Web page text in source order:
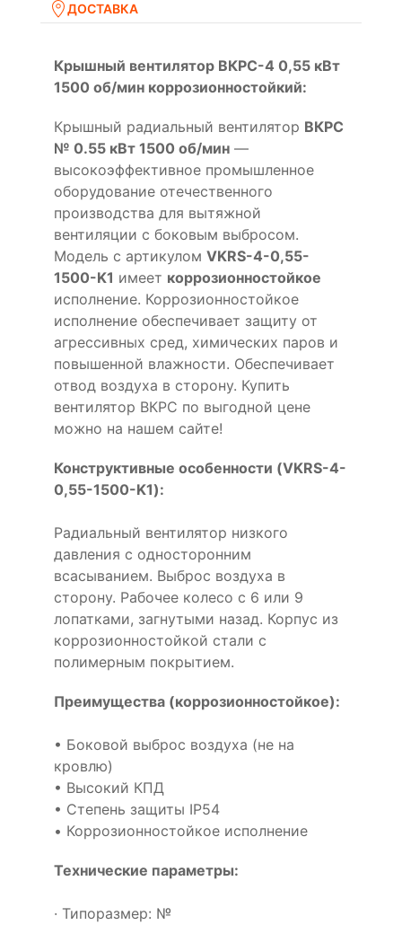
ДОСТАВКА
Крышный вентилятор ВКРС-4 0,55 кВт
1500 об/мин коррозионностойкий:
Крышный радиальный вентилятор ВКРС
№ 0.55 кВт 1500 об/мин —
высокоэффективное промышленное
оборудование отечественного
производства для вытяжной
вентиляции с боковым выбросом.
Модель с артикулом VKRS-4-0,55-
1500-K1 имеет коррозионностойкое
исполнение. Коррозионностойкое
исполнение обеспечивает защиту от
агрессивных сред, химических паров и
повышенной влажности. Обеспечивает
отвод воздуха в сторону. Купить
вентилятор ВКРС по выгодной цене
можно на нашем сайте!
Конструктивные особенности (VKRS-4-
0,55-1500-K1):
Радиальный вентилятор низкого
давления с односторонним
всасыванием. Выброс воздуха в
сторону. Рабочее колесо с 6 или 9
лопатками, загнутыми назад. Корпус из
коррозионностойкой стали с
полимерным покрытием.
Преимущества (коррозионностойкое):
• Боковой выброс воздуха (не на
кровлю)
• Высокий КПД
• Степень защиты IP54
• Коррозионностойкое исполнение
Технические параметры:
· Типоразмер: №